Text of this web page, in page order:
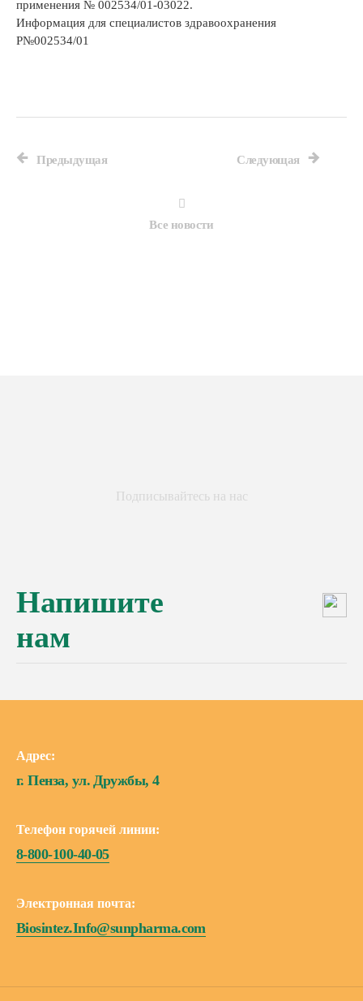
применения № 002534/01-03022.
Информация для специалистов здравоохранения
Р№002534/01
Предыдущая
Все новости
Следующая
Подписывайтесь на нас
Напишите
нам
Адрес:
г. Пенза, ул. Дружбы, 4
Телефон горячей линии:
8-800-100-40-05
Электронная почта:
Biosintez.Info@sunpharma.com